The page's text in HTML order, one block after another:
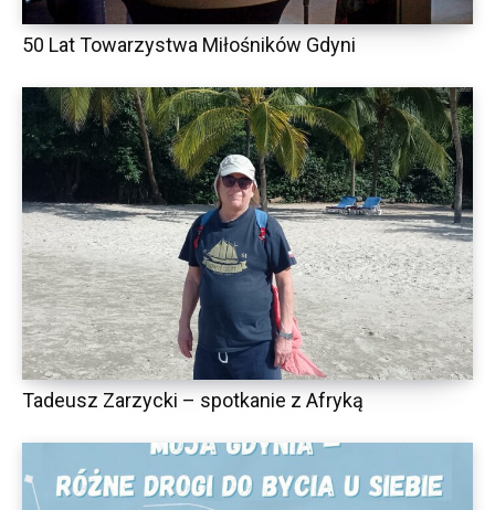
50 Lat Towarzystwa Miłośników Gdyni
Tadeusz Zarzycki – spotkanie z Afryką